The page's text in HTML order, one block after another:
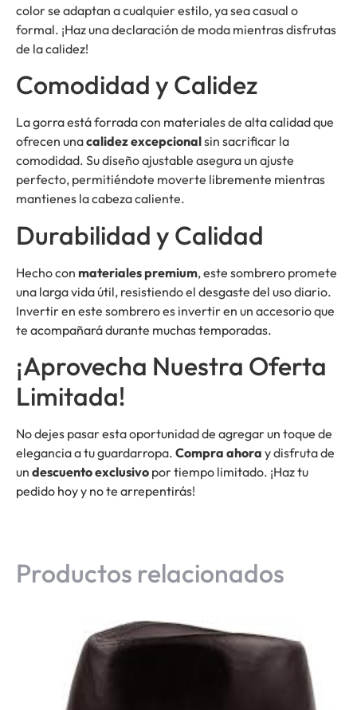
color se adaptan a cualquier estilo, ya sea casual o
formal. ¡Haz una declaración de moda mientras disfrutas
de la calidez!
Comodidad y Calidez
La gorra está forrada con materiales de alta calidad que
ofrecen unacalidez excepcionalsin sacrificar la
comodidad. Su diseño ajustable asegura un ajuste
perfecto, permitiéndote moverte libremente mientras
mantienes la cabeza caliente.
Durabilidad y Calidad
Hecho con materiales premium, este sombrero promete
una larga vida útil, resistiendo el desgaste del uso diario.
Invertir en este sombrero es invertir en un accesorio que
te acompañará durante muchas temporadas.
¡Aprovecha Nuestra Oferta
Limitada!
No dejes pasar esta oportunidad de agregar un toque de
elegancia a tu guardarropa. Compra ahora y disfruta de
un descuento exclusivo por tiempo limitado. ¡Haz tu
pedido hoy y no te arrepentirás!
Productos relacionados